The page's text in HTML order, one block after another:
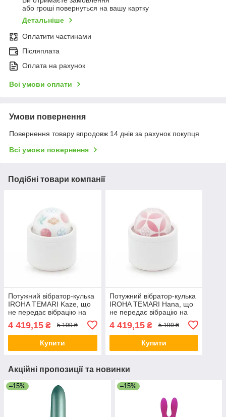
або гроші повернуться на вашу картку
Детальніше
Оплатити частинами
Післяплата
Оплата на рахунок
Всі умови оплати
Умови повернення
Повернення товару впродовж 14 днів за рахунок покупця
Всі умови повернення
Подібні товари компанії
Потужний вібратор-кулька
IROHA TEMARI Kaze, що
не передає вібрацію на
4 419,15 ₴ 5 199 ₴
Купити
Потужний вібратор-кулька
IROHA TEMARI Hana, що
не передає вібрацію на
4 419,15₴ 5 199 ₴
Купити
Акційні пропозиції та новинки
–15% –15%